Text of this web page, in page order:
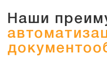
Наши